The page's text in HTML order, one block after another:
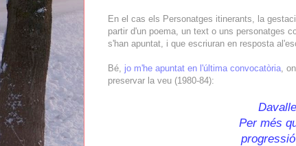
En el cas els Personatges itinerants, la
partir d'un poema, un text o uns personatges
s'han apuntat, i que escriuran en resposta
Bé, jo m'he apuntat en l'última convocatòria ,
preservar la veu (1980-84):
Per més